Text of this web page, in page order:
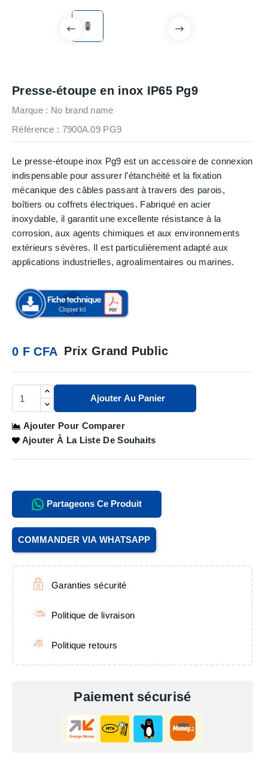
Presse-étoupe en inox IP65 Pg9
Marque : No brand name
Référence : 7900A.09 PG9
Le presse-étoupe inox Pg9 est un accessoire de connexion
indispensable pour assurer l’étanchéité et la fixation
mécanique des câbles passant à travers des parois,
boîtiers ou coffrets électriques. Fabriqué en acier
inoxydable, il garantit une excellente résistance à la
corrosion, aux agents chimiques et aux environnements
extérieurs sévères. Il est particulièrement adapté aux
applications industrielles, agroalimentaires ou marines.
0 F CFA Prix Grand Public
Ajouter Au Panier
Ajouter Pour Comparer
Ajouter À La Liste De Souhaits
Partageons Ce Produit
COMMANDER VIA WHATSAPP
Garanties sécurité
Politique de livraison
Politique retours
Paiement sécurisé